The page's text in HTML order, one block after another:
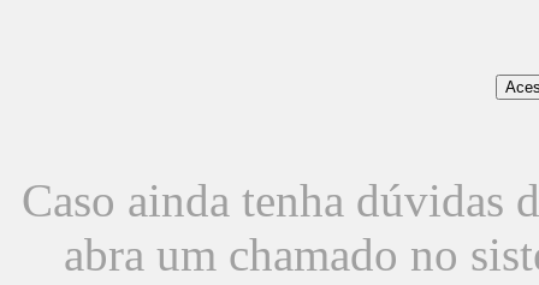
Caso ainda tenha dúvidas
abra um chamado no